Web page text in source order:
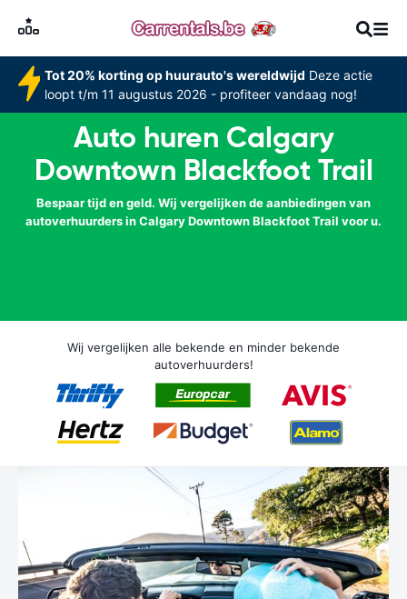
Tot 20% korting op huurauto's wereldwijd Deze actie
loopt t/m 11 augustus 2026 - profiteer vandaag nog!
Auto huren Calgary
Downtown Blackfoot Trail
Bespaar tijd en geld. Wij vergelijken de aanbiedingen van
autoverhuurders in Calgary Downtown Blackfoot Trail voor u.
Wij vergelijken alle bekende en minder bekende
autoverhuurders!